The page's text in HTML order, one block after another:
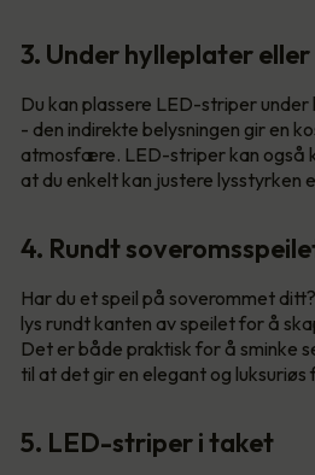
3. Under hylleplater
Du kan plassere LED-striper
- den indirekte belysningen gir en
atmosfære. LED-striper kan også
at du enkelt kan justere lysstyrken
4. Rundt
Har du et speil på soverommet
lys rundt kanten av speilet for å
Det er både praktisk for å sminke
til at det gir en elegant og luksuriøs
5. LED-striper i taket